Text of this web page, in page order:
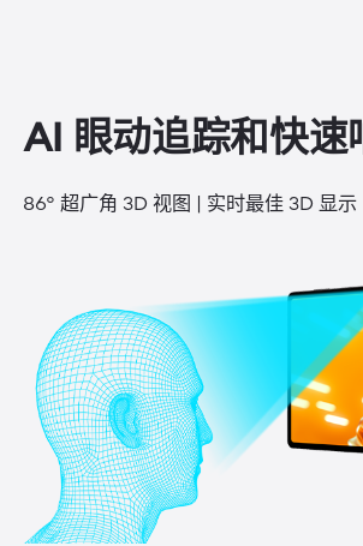
AI 眼动追踪和快速
86° 超广角 3D 视图 | 实时最佳 3D 显示